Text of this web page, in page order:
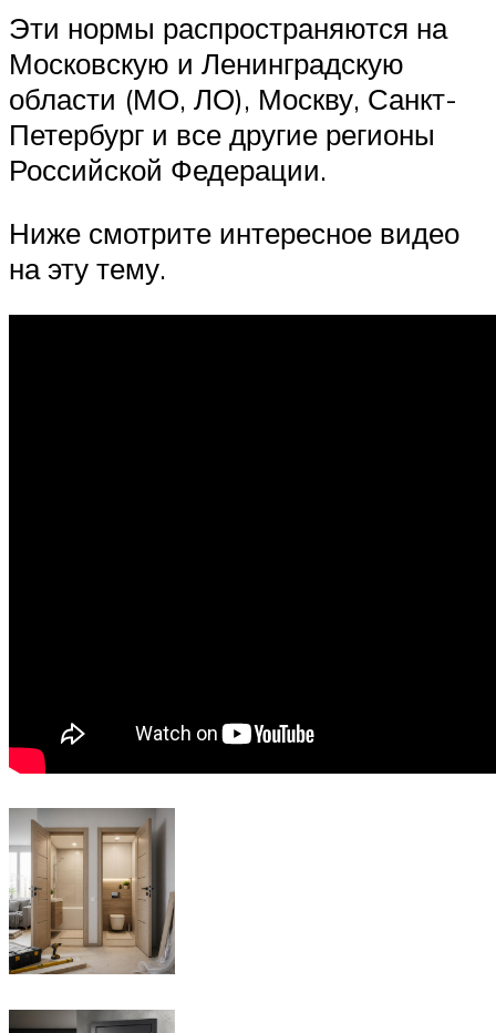
Эти нормы распространяются на
Московскую и Ленинградскую
области (МО, ЛО), Москву, Санкт-
Петербург и все другие регионы
Российской Федерации.
Ниже смотрите интересное видео
на эту тему.